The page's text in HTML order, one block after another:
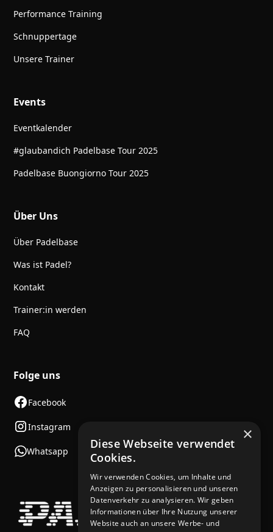
Performance Training
Schnuppertage
Unsere Trainer
Events
Eventkalender
#glaubandich Padelbase Tour 2025
Padelbase Buongiorno Tour 2025
Über Uns
Über Padelbase
Was ist Padel?
Kontakt
Trainer:in werden
FAQ
Folge uns
Facebook
Instagram
Whatsapp
×
Diese Webseite verwendet
Cookies.
Wir verwenden Cookies, um Inhalte und
Anzeigen zu personalisieren und unseren
Datenverkehr zu analysieren. Wir geben
Informationen über Ihre Nutzung unserer
Website auch an unsere Werbe- und